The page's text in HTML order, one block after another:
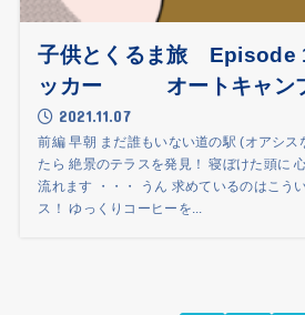
子供とくるま旅 Episode
ッカー オートキャン
2021.11.07
前編 早朝 まだ誰もいない道の駅 (オアシス
たら 絶景のテラスを発見！ 寝ぼけた頭に
流れます ・・・ うん 求めているのはこう
ス！ ゆっくりコーヒーを...